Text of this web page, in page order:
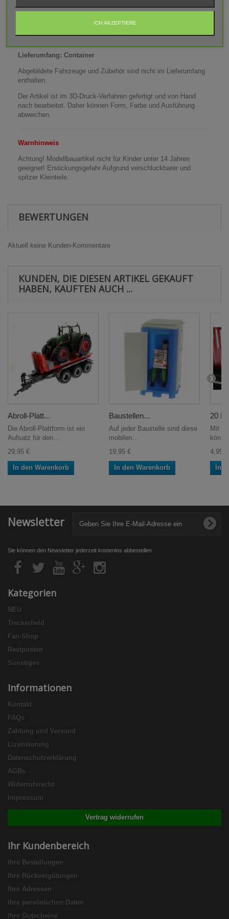
Maße (LxBxH): 190x76x81 mm
Lieferumfang: Container
Abgebildete Fahrzeuge und Zubehör sind nicht im Lieferumfang
enthalten.
Der Artikel ist im 3D-Druck-Verfahren gefertigt und von Hand
nach bearbeitet. Daher können Form, Farbe und Ausführung
abweichen.
Warnhinweis
Achtung! Modellbauartikel nicht für Kinder unter 14 Jahren
geeignet! Erstickungsgefahr Aufgrund verschluckbarer und
spitzer Kleinteile.
BEWERTUNGEN
Aktuell keine Kunden-Kommentare
KUNDEN, DIE DIESEN ARTIKEL GEKAUFT
HABEN, KAUFTEN AUCH ...
Abroll-Platt...
Die Abroll-Plattform ist ein
Aufsatz für den...
29,95 €
In den Warenkorb
Baustellen...
Auf jeder Baustelle sind diese
mobilen...
19,95 €
In den Warenkorb
20
Mit
4,95 €
In
Newsletter
Sie können den Newsletter jederzeit kostenlos abbestellen.
Kategorien
NEU
Treckerheld
Fan-Shop
Restposten
Sonstiges
Informationen
Kontakt
FAQs
Zahlung und Versand
Lizensierung
Datenschutzerklärung
AGBs
Widerrufsrecht
Impressum
Vertrag widerrufen
Ihr Kundenbereich
Ihre Bestellungen
Ihre Rückvergütungen
Ihre Adressen
Ihre persönlichen Daten
Ihre Gutscheine
ICH AKZEPTIERE